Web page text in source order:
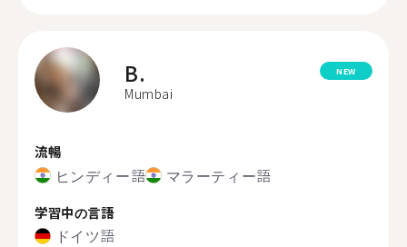
B.
Mumbai
NEW
流暢
ヒンディー語 マラーティー語
学習中の言語
ドイツ語